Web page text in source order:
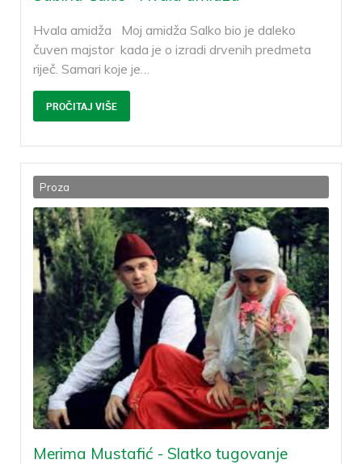
Hvala amidža Moj amidža Salko bio je daleko
čuven majstor kada je o izradi drvenih predmeta
riječ. Samari koje je
PROČITAJ VIŠE
Proza
Merima Mustafić - Slatko tugovanje